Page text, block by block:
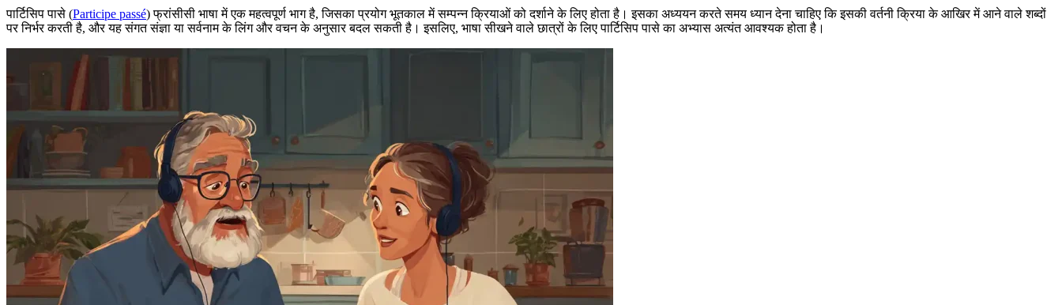
पार्टिसिप पासे (Participe passé) फ्रांसीसी भाषा में एक महत्वपूर्ण भाग है, जिसका प्रयोग भूतकाल में सम्पन्न क्रियाओं को दर्शाने के लिए होता है। इसका अध्ययन करते समय ध्यान देना चाहिए कि इसकी वर्तनी क्रिया के आखिर में आने वाले शब्दों
पर निर्भर करती है, और यह संगत संज्ञा या सर्वनाम के लिंग और वचन के अनुसार बदल सकती है। इसलिए, भाषा सीखने वाले छात्रों के लिए पार्टिसिप पासे का अभ्यास अत्यंत आवश्यक होता है।